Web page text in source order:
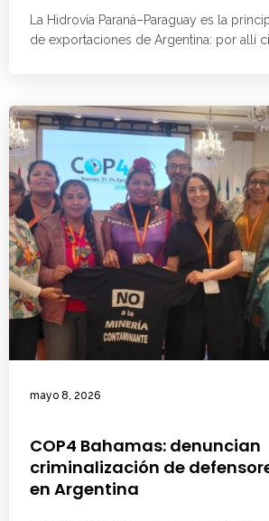
La Hidrovía Paraná–Paraguay es la
de exportaciones de Argentina: por allí
mayo 8, 2026
COP4 Bahamas: denuncian
criminalización de
en Argentina